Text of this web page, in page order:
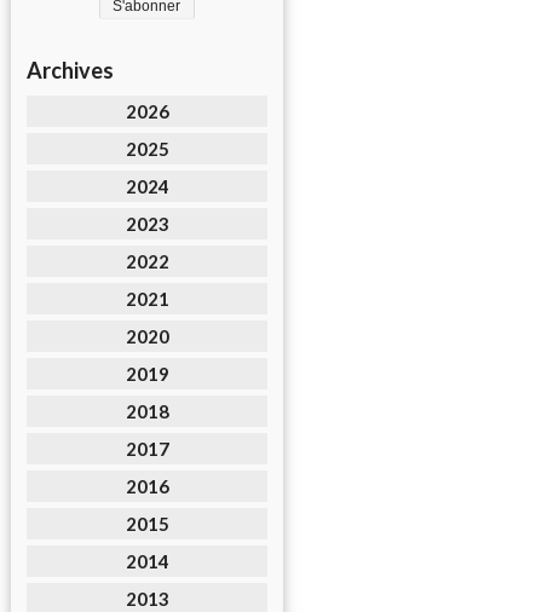
Archives
2026
2025
2024
2023
2022
2021
2020
2019
2018
2017
2016
2015
2014
2013